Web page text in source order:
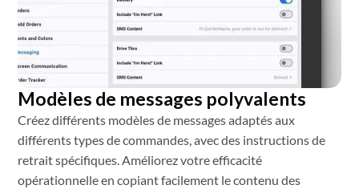
Modèles de messages polyvalents
Créez différents modèles de messages adaptés aux
différents types de commandes, avec des instructions de
retrait spécifiques. Améliorez votre efficacité
opérationnelle en copiant facilement le contenu des